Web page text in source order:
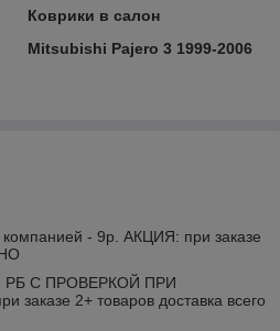
Коврики в салон
Mitsubishi Pajero 3 1999-2006
компанией - 9р. АКЦИЯ: при заказе
РБ С ПРОВЕРКОЙ ПРИ
2+ товаров доставка всего